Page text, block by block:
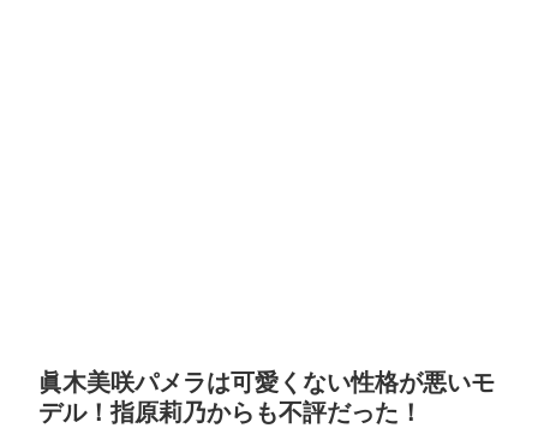
眞木美咲パメラは可愛くない性格が悪いモ
デル！指原莉乃からも不評だった！